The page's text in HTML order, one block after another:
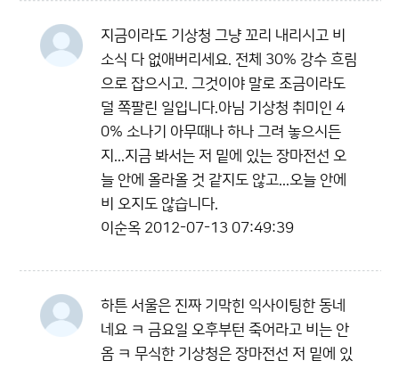
지금이라도 기상청 그냥 꼬리 내리시고 비
소식 다 없애버리세요. 전체 30% 강수 흐림
으로 잡으시고. 그것이야 말로 조금이라도
덜 쪽팔린 일입니다.아님 기상청 취미인 4
0% 소나기 아무때나 하나 그려 놓으시든
지...지금 봐서는 저 밑에 있는 장마전선 오
늘 안에 올라올 것 같지도 않고...오늘 안에
비 오지도 않습니다.
이순옥 2012-07-13 07:49:39
하튼 서울은 진짜 기막힌 익사이팅한 동네
네요 ㅋ 금요일 오후부턴 죽어라고 비는 안
옴 ㅋ 무식한 기상청은 장마전선 저 밑에 있